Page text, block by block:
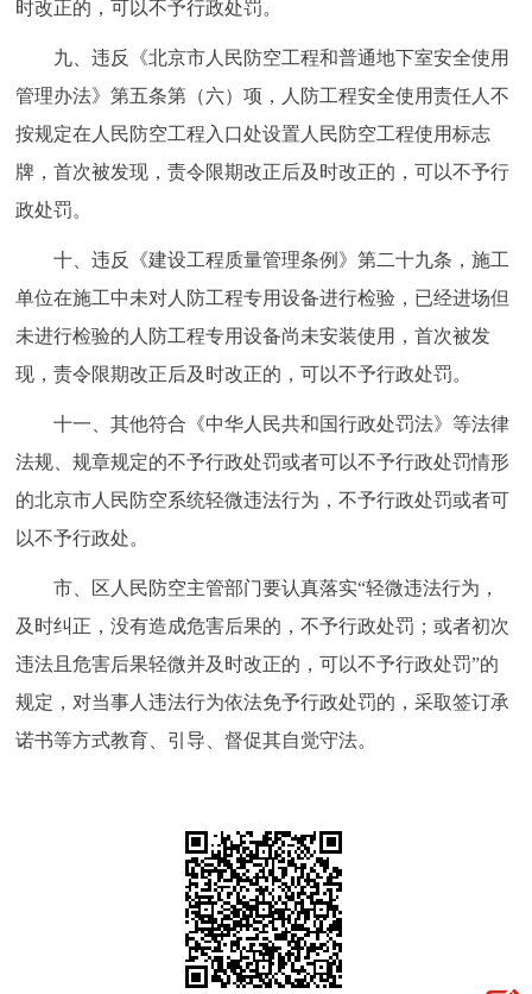
时改正的，可以不予行政处罚。
九、违反《北京市人民防空工程和普通地下室安全使用
管理办法》第五条第（六）项，人防工程安全使用责任人不
按规定在人民防空工程入口处设置人民防空工程使用标志
牌，首次被发现，责令限期改正后及时改正的，可以不予行
政处罚。
十、违反《建设工程质量管理条例》第二十九条，施工
单位在施工中未对人防工程专用设备进行检验，已经进场但
未进行检验的人防工程专用设备尚未安装使用，首次被发
现，责令限期改正后及时改正的，可以不予行政处罚。
十一、其他符合《中华人民共和国行政处罚法》等法律
法规、规章规定的不予行政处罚或者可以不予行政处罚情形
的北京市人民防空系统轻微违法行为，不予行政处罚或者可
以不予行政处。
市、区人民防空主管部门要认真落实“轻微违法行为，
及时纠正，没有造成危害后果的，不予行政处罚；或者初次
违法且危害后果轻微并及时改正的，可以不予行政处罚”的
规定，对当事人违法行为依法免予行政处罚的，采取签订承
诺书等方式教育、引导、督促其自觉守法。